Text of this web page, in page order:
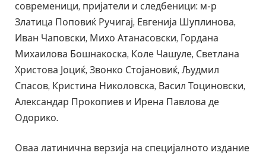
современици, пријатели и следбеници: м-р
Златица Поповиќ Ручигај, Евгенија Шуплинова,
Иван Чаповски, Михо Атанасовски, Гордана
Михаилова Бошнакоска, Коле Чашуле, Светлана
Христова Јоциќ, Звонко Стојановиќ, Људмил
Спасов, Кристина Николовска, Васил Тоциновски,
Александар Прокопиев и Ирена Павлова де
Одорико.
Оваа латинична верзија на специјалното издание